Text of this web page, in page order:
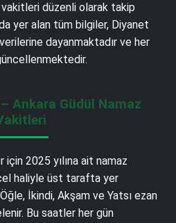
düzenli olarak takip
yer alan tüm bilgiler, Diyanet
verilerine dayanmaktadır ve her
Ankara Güdül Namaz
2025 yılına ait namaz
haliyle üst tarafta yer
İkindi, Akşam ve Yatsı ezan
Bu saatler her gün